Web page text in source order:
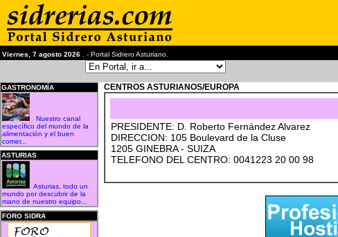
Viernes, 7 agosto 2026 . - Portal Sidrero Asturiano.
GASTRONOMÍA
Nuestro canal
específico del mundo de la
alimentación y el buen
comer...
ASTURIAS
Asturias, todo un
mundo por descubrir de la
mano de nuestro equipo...
FORO SIDRA
CENTROS ASTURIANOS/EUROPA
PRESIDENTE: D. Roberto Fernández Alvarez
DIRECCION: 105 Boulevard de la Cluse
1205 GINEBRA - SUIZA
TELEFONO DEL CENTRO: 0041223 20 00 98